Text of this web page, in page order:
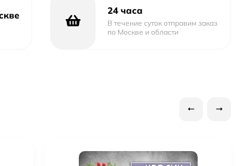
24 часа
В течение суток отправим заказ
по Москве и области